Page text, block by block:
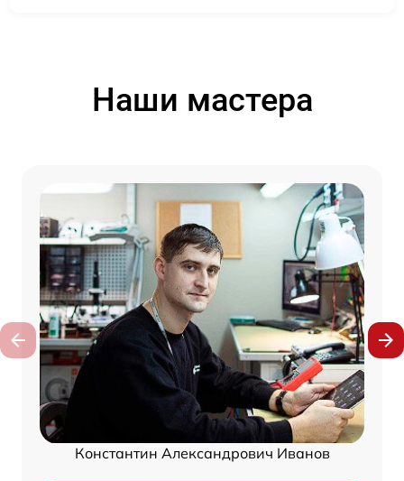
Наши мастера
Константин Александрович Иванов